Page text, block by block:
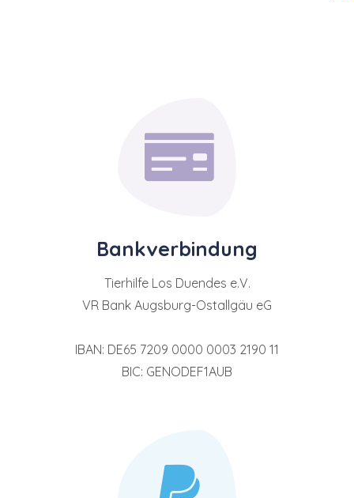
Bankverbindung
Tierhilfe Los Duendes e.V.
VR Bank Augsburg-Ostallgäu eG
IBAN: DE65 7209 0000 0003 2190 11
BIC: GENODEF1AUB